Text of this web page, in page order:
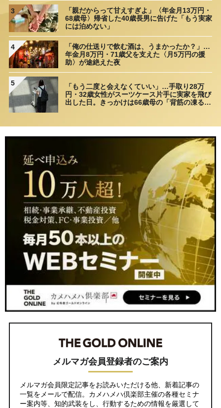
3
「親だからって甘えすぎよ」〈年金月13万円・
68歳母〉帰省した40歳長男に告げた「もう実家
には泊めない」
4
「俺の仕送りで飲む酒は、うまかったか？」…
年金月8万円・71歳父を支えた〈月5万円の援
助〉が途絶えた夜
5
「もう二度と会えなくていい」…手取り28万
円・32歳女性がスーツケース片手に実家を飛び
出した日。きっかけは66歳母の「背筋の凍る一
メルマガ会員登録者のご案内
メルマガ会員限定記事をお読みいただける他、新着記事の
一覧をメールで配信。カメハメハ倶楽部主催の各種セミナ
ー案内等、知的武装をし、行動するための情報を厳選して